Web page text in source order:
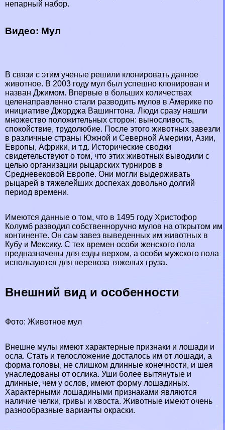
непарный набор.
Видео: Мул
В связи с этим ученые решили клонировать данное
животное. В 2003 году мул был успешно клонирован и
назван Джимом. Впервые в больших количествах
целенаправленно стали разводить мулов в Америке по
инициативе Джорджа Вашингтона. Люди сразу нашли
множество положительных сторон: выносливость,
спокойствие, трудолюбие. После этого животных завезли
в различные страны Южной и Северной Америки, Азии,
Европы, Африки, и т.д. Исторические сводки
свидетельствуют о том, что этих животных выводили с
целью организации рыцарских турниров в
Средневековой Европе. Они могли выдерживать
рыцарей в тяжелейших доспехах довольно долгий
период времени.
Имеются данные о том, что в 1495 году Христофор
Колумб разводил собственноручно мулов на открытом им
континенте. Он сам завез выведенных им животных в
Кубу и Мексику. С тех времен особи женского пола
предназначены для езды верхом, а особи мужского пола
используются для перевоза тяжелых груза.
Внешний вид и особенности
Фото: Животное мул
Внешне мулы имеют хаpaктерные признаки и лошади и
осла. Стать и телосложение досталось им от лошади, а
форма головы, не слишком длинные конечности, и шея
унаследованы от ослика. Уши более вытянутые и
длинные, чем у ослов, имеют форму лошадиных.
Хаpaктерными лошадиными признаками являются
наличие челки, гривы и хвоста. Животные имеют очень
разнообразные варианты окраски.